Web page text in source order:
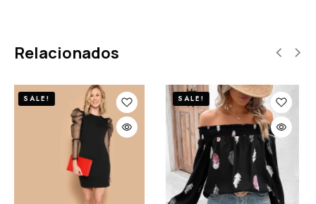
Relacionados
SALE! SALE!